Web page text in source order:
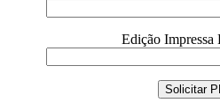
Edição Impressa